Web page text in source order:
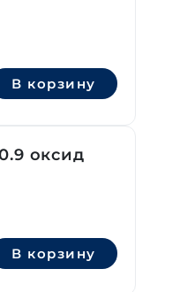
В корзину
оксид
В корзину